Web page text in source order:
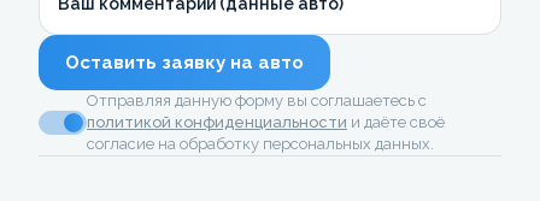
Оставить заявку на авто
Отправляя данную форму вы соглашаетесь с
политикой конфиденциальности и даёте своё
согласие на обработку персональных данных.